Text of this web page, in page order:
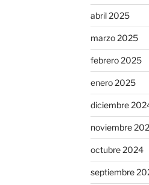
abril 2025
marzo 2025
febrero 2025
enero 2025
diciembre
noviembre
octubre 2024
septiembre